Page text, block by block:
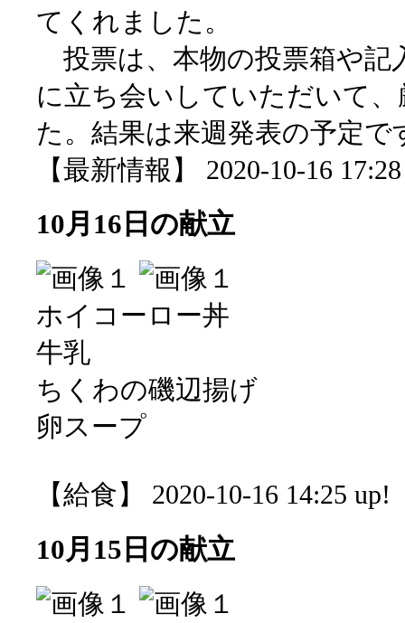
てくれました。
投票は、本物の投票箱や記
に立ち会いしていただいて
た。結果は来週発表の予定で
【最新情報】 2020-10-16
10月16日の献立
ホイコーロー丼
牛乳
ちくわの磯辺揚げ
卵スープ
【給食】 2020-10-16 14:25 up!
10月15日の献立